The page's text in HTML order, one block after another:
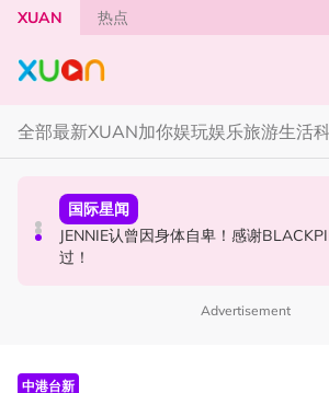
Skip to main content
XUAN 热点
全部最新XUAN加你娱玩娱乐旅游生活
中港台新
高海宁马国明新剧被指抄袭韩剧！女主
模一样
中港台新
网传周杰伦有私生子！杰威尔怒发声明
国际星闻
JENNIE认曾因身体自卑！感谢
过！
Advertisement
中港台新